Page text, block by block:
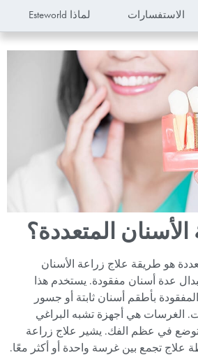
الاستفسارات لماذا Esteworld
المتعددة؟
هو طريقة علاج زراعة الأسنان
عدة أسنان مفقودة. يستخدم هذا
بأطقم أسنان ثابتة أو جسور
الغرسات هي أجهزة تشبه البراغي
في عظم الفك. يشير علاج زراعة
علاج تجمع بين غرسة واحدة أو أكثر معًا.